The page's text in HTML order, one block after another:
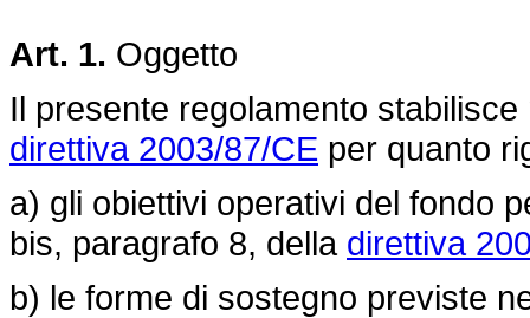
Art. 1. Oggetto
Il presente regolamento
direttiva 2003/87/CE per quanto
a) gli obiettivi operativi del fondo
bis, paragrafo 8, della direttiva
b) le forme di sostegno previste